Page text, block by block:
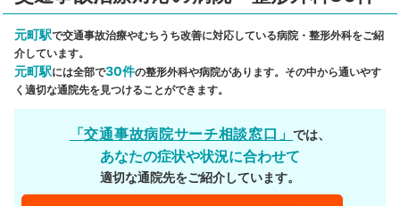
元町駅で交通事故治療やむちうち改善に対応している病院・整形外科をご紹
介しています。
元町駅には全部で30件の整形外科や病院があります。その中から通いやす
く適切な通院先を見つけることができます。
「交通事故病院サーチ相談窓口」では、
あなたの症状や状況に合わせて
適切な通院先をご紹介しています。